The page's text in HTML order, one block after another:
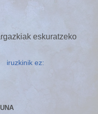
eskuratzeko
iruzkinik ez: